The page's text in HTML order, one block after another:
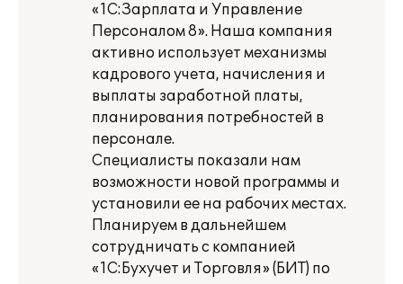
«1С:Зарплата и Управление
Персоналом 8». Наша компания
активно использует механизмы
кадрового учета, начисления и
выплаты заработной платы,
планирования потребностей в
персонале.
Специалисты показали нам
возможности новой программы и
установили ее на рабочих местах.
Планируем в дальнейшем
сотрудничать с компанией
«1С:Бухучет и Торговля» (БИТ) по